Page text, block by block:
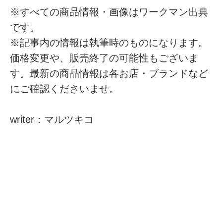
※すべての商品情報・画像はワークマン出典
です。
※記事内の情報は執筆時のものになります。
価格変更や、販売終了の可能性もございま
す。最新の商品情報は各お店・ブランドなど
にご確認くださいませ。
writer：マルツキコ